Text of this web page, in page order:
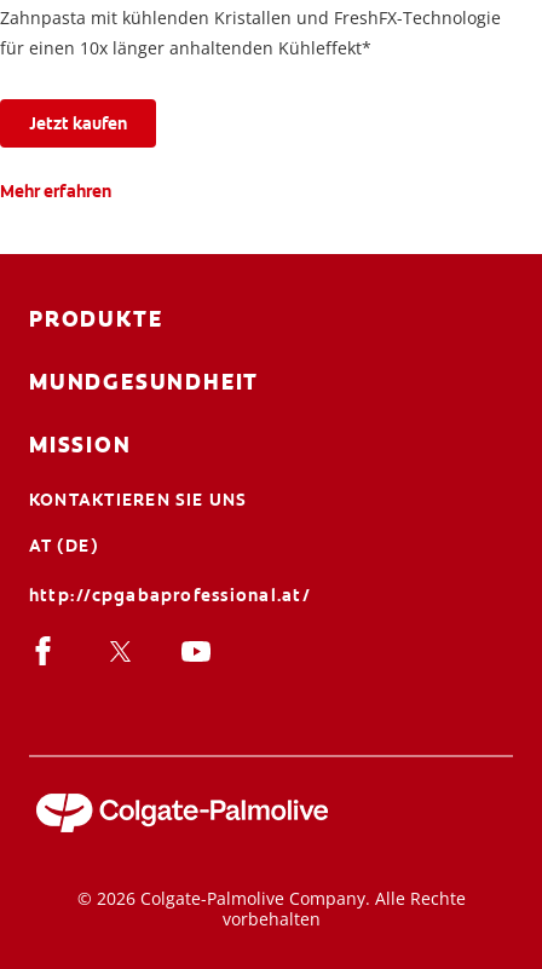
Zahnpasta mit kühlenden Kristallen und FreshFX-Technologie
für einen 10x länger anhaltenden Kühleffekt*
Jetzt kaufen
Mehr erfahren
PRODUKTE
MUNDGESUNDHEIT
MISSION
KONTAKTIEREN SIE UNS
AT (DE)
http://cpgabaprofessional.at/
© 2026 Colgate-Palmolive Company. Alle Rechte
vorbehalten